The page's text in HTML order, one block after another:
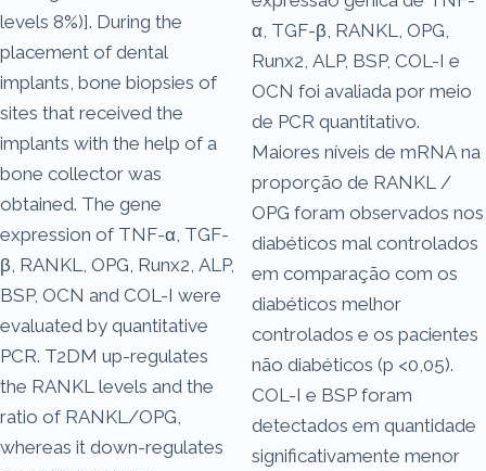
levels 8%)]. During the
placement of dental
implants, bone biopsies of
sites that received the
implants with the help of a
bone collector was
obtained. The gene
expression of TNF-α, TGF-
β, RANKL, OPG, Runx2, ALP,
BSP, OCN and COL-I were
evaluated by quantitative
PCR. T2DM up-regulates
the RANKL levels and the
ratio of RANKL/OPG,
whereas it down-regulates
α, TGF-β, RANKL, OPG,
Runx2, ALP, BSP, COL-I e
OCN foi avaliada por meio
de PCR quantitativo.
Maiores níveis de mRNA na
proporção de RANKL /
OPG foram observados nos
diabéticos mal controlados
em comparação com os
diabéticos melhor
controlados e os pacientes
não diabéticos (p <0,05).
COL-I e BSP foram
detectados em quantidade
significativamente menor